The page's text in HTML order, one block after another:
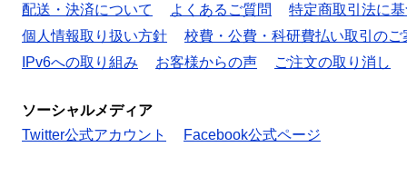
配送・決済について
よくあるご質問
特定商取引法に
個人情報取り扱い方針
校費・公費・科研費払い取引のご
IPv6への取り組み
お客様からの声 ご注文の取り消し
ソーシャルメディア
Twitter公式アカウント
Facebook公式ページ